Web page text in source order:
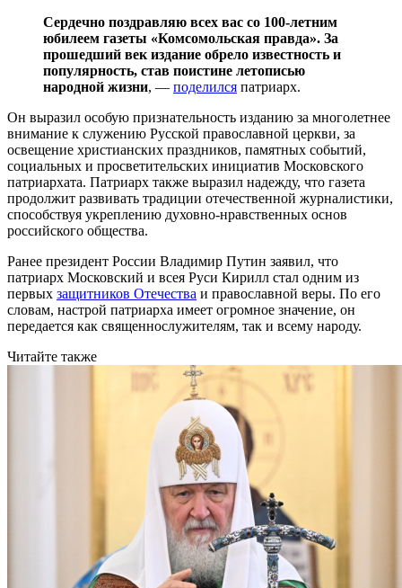
Сердечно поздравляю всех вас со 100-летним
юбилеем газеты «Комсомольская правда». За
прошедший век издание обрело известность и
популярность, став поистине летописью
народной жизни, — поделился патриарх.
Он выразил особую признательность изданию за многолетнее
внимание к служению Русской православной церкви, за
освещение христианских праздников, памятных событий,
социальных и просветительских инициатив Московского
патриархата. Патриарх также выразил надежду, что газета
продолжит развивать традиции отечественной журналистики,
способствуя укреплению духовно-нравственных основ
российского общества.
Ранее президент России Владимир Путин заявил, что
патриарх Московский и всея Руси Кирилл стал одним из
первых защитников Отечества и православной веры. По его
словам, настрой патриарха имеет огромное значение, он
передается как священнослужителям, так и всему народу.
Читайте также